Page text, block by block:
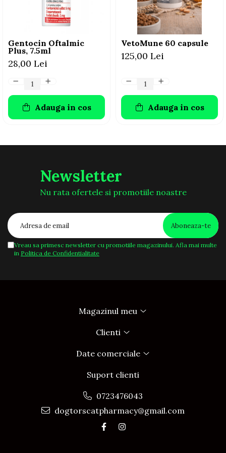
AFECTIUNI OCULARE
AFECTIUNI URINARE
IMUNITATE
LAPTE PRAF
AFECTIUNI OCULARE
AFECTIUNI URINARE
IMUNITATE
LAPTE PRAF
Gentocin Oftalmic
Plus, 7.5ml
28,00 Lei
Adauga in cos
VetoMune 60 capsule
125,00 Lei
Adauga in cos
Newsletter
Nu rata ofertele si promotiile noastre
Vreau sa primesc newsletter cu promotiile magazinului. Afla mai multe
in Politica de Confidentialitate
Magazinul meu
Clienti
Date comerciale
Suport clienti
0723476043
dogtorscatpharmacy@gmail.com